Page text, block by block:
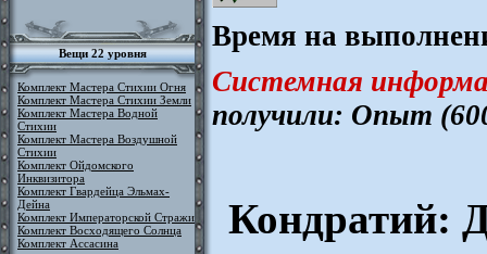
Вещи 22 уровня
Комплект Мастера Стихии Огня
Комплект Мастера Стихии Земли
Комплект Мастера Водной
Стихии
Комплект Мастера Воздушной
Стихии
Комплект Ойдомского
Инквизитора
Комплект Гвардейца Эльмах-
Дейна
Комплект Императорской Стражи
Комплект Восходящего Солнца
Комплект Ассасина
Время на
Системная
получили: Опыт
Кондратий: